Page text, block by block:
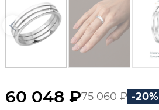
60 048 ₽75 060 ₽ -20%